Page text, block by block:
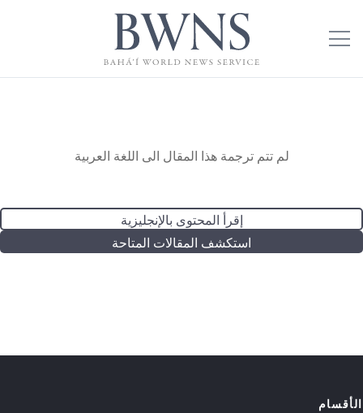
لم تتم ترجمة هذا المقال الى اللغة العربية
إقرأ المحتوى بالإنجليزية
استكشف المقالات المتاحة
الأقسام